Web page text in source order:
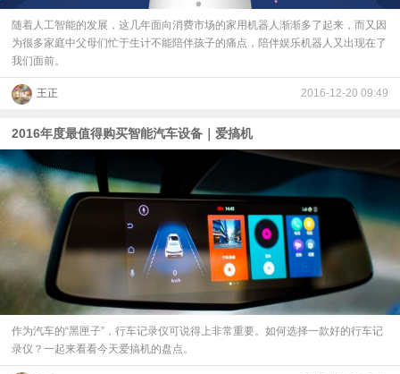
频
科
普
体
验
题
随着人工智能的发展，这几年面向消费市场的家用机器人渐渐多了起来，而又因
为很多家庭中父母们忙于生计不能陪伴孩子的痛点，陪伴娱乐机器人又出现在了
我们面前。
王正 2016-12-20 09:49
2016年度最值得购买智能汽车设备｜爱搞机
作为汽车的“黑匣子”，行车记录仪可说得上非常重要。如何选择一款好的行车记
录仪？一起来看看今天爱搞机的盘点。​